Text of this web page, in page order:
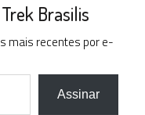
Brasilis
mais recentes por e-
Assinar